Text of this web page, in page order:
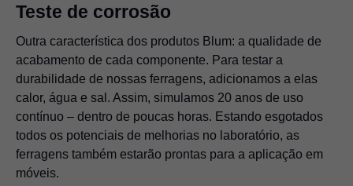
Teste de corrosão
Outra característica dos produtos Blum: a qualidade de
acabamento de cada componente. Para testar a
durabilidade de nossas ferragens, adicionamos a elas
calor, água e sal. Assim, simulamos 20 anos de uso
contínuo – dentro de poucas horas. Estando esgotados
todos os potenciais de melhorias no laboratório, as
ferragens também estarão prontas para a aplicação em
móveis.